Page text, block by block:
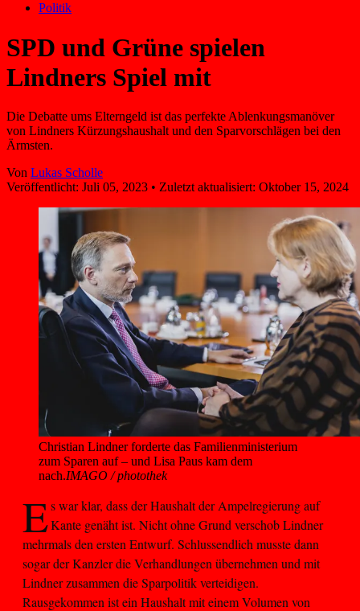
Politik
SPD und Grüne spielen
Lindners Spiel mit
Die Debatte ums Elterngeld ist das perfekte Ablenkungsmanöver
von Lindners Kürzungshaushalt und den Sparvorschlägen bei den
Ärmsten.
Von Lukas Scholle
Veröffentlicht: Juli 05, 2023 • Zuletzt aktualisiert: Oktober 15, 2024
Christian Lindner forderte das Familienministerium
zum Sparen auf – und Lisa Paus kam dem
nach.IMAGO / photothek
Es war klar, dass der Haushalt der Ampelregierung auf
Kante genäht ist. Nicht ohne Grund verschob Lindner
mehrmals den ersten Entwurf. Schlussendlich musste dann
sogar der Kanzler die Verhandlungen übernehmen und mit
Lindner zusammen die Sparpolitik verteidigen.
Rausgekommen ist ein Haushalt mit einem Volumen von